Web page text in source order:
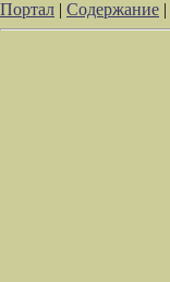
Портал | Содержание |